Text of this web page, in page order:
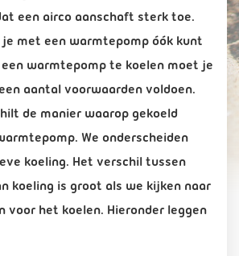
een airco aanschaft sterk toe.
met een warmtepomp óók kunt
een warmtepomp te koelen moet je
aantal voorwaarden voldoen.
de manier waarop gekoeld
We onderscheiden
koeling. Het verschil tussen
koeling is groot als we kijken naar
voor het koelen. Hieronder leggen